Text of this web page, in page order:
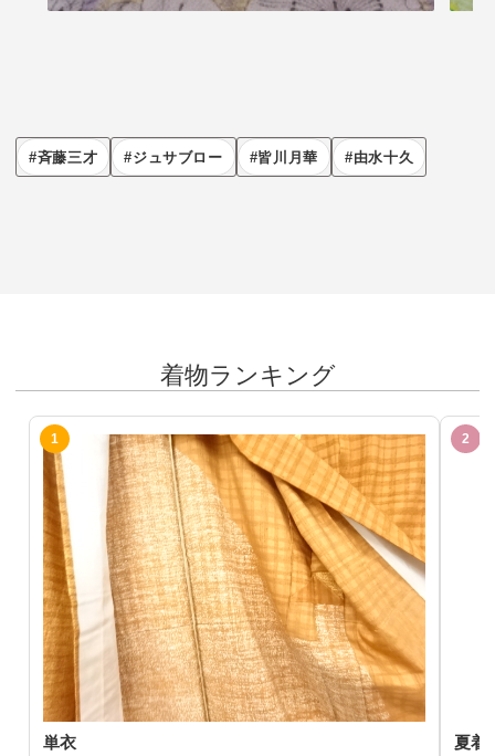
斉藤三才 ジュサブロー 皆川月華 由水十久
着物ランキング
単衣
夏着